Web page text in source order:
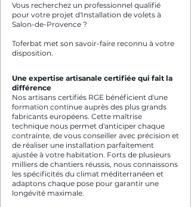
Vous recherchez un professionnel qualifié
pour votre projet d'Installation de volets à
Salon-de-Provence ?
Toferbat met son savoir-faire reconnu à votre
disposition.
Une expertise artisanale certifiée qui fait la
différence
Nos artisans certifiés RGE bénéficient d'une
formation continue auprès des plus grands
fabricants européens. Cette maîtrise
technique nous permet d'anticiper chaque
contrainte, de vous conseiller avec précision et
de réaliser une installation parfaitement
ajustée à votre habitation. Forts de plusieurs
milliers de chantiers réussis, nous connaissons
les spécificités du climat méditerranéen et
adaptons chaque pose pour garantir une
longévité maximale.